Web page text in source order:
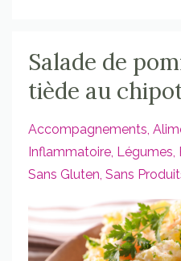
Salade de
tiède au
Accompagnements
Inflammatoire Légumes
Sans Gluten Sans